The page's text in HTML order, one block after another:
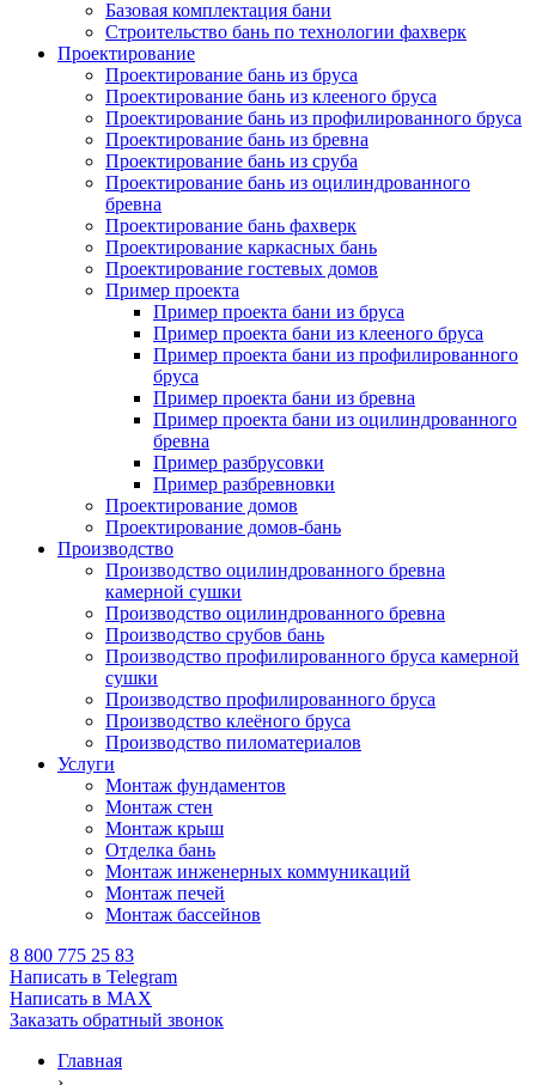
Базовая комплектация бани
Строительство бань по технологии фахверк
Проектирование
Проектирование бань из бруса
Проектирование бань из клееного бруса
Проектирование бань из профилированного бруса
Проектирование бань из бревна
Проектирование бань из сруба
Проектирование бань из оцилиндрованного
бревна
Проектирование бань фахверк
Проектирование каркасных бань
Проектирование гостевых домов
Пример проекта
Пример проекта бани из бруса
Пример проекта бани из клееного бруса
Пример проекта бани из профилированного
бруса
Пример проекта бани из бревна
Пример проекта бани из оцилиндрованного
бревна
Пример разбрусовки
Пример разбревновки
Проектирование домов
Проектирование домов-бань
Производство
Производство оцилиндрованного бревна
камерной сушки
Производство оцилиндрованного бревна
Производство срубов бань
Производство профилированного бруса камерной
сушки
Производство профилированного бруса
Производство клеёного бруса
Производство пиломатериалов
Услуги
Монтаж фундаментов
Монтаж стен
Монтаж крыш
Отделка бань
Монтаж инженерных коммуникаций
Монтаж печей
Монтаж бассейнов
8 800 775 25 83
Написать в Telegram
Написать в MAX
Заказать обратный звонок
Главная